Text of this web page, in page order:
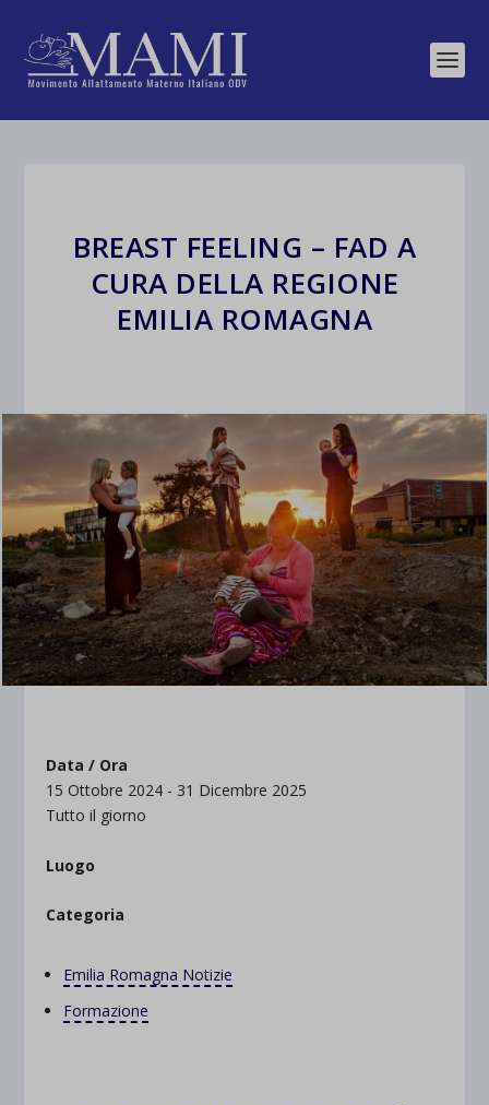
BREAST FEELING – FAD A
CURA DELLA REGIONE
EMILIA ROMAGNA
Data / Ora
15 Ottobre 2024 - 31 Dicembre 2025
Tutto il giorno
Luogo
Categoria
Emilia Romagna Notizie
Formazione